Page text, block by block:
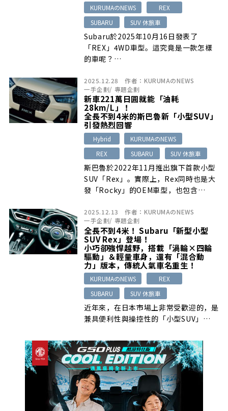
KURUMAのNEWS
REX
SUBARU
SUV 休旅車
Subaru於2025年10月16日發表了
「REX」4WD車型。這究竟是一款怎樣
的車呢？…
2025.12.28 作者： KURUMAのNEWS
一手企劃/ 專題企劃
新車221萬日圓就能「油耗
28km/L」！
全長不到4米的斯巴魯新「小型SUV」
引發熱烈回響
Hybrid
KURUMAのNEWS
REX
SUBARU SUV 休旅車
斯巴魯於2022年11月推出旗下首款小型
SUV「Rex」。實際上，Rex同時也是大
發「Rocky」的OEM車型，也包含…
2025.12.13 作者： KURUMAのNEWS
一手企劃/ 專題企劃
全長不到4米！ Subaru「新型小型
SUV Rex」登場！
小巧卻強悍越野，搭載「渦輪×四輪
驅動」＆輕量車身，還有「混合動
力」版本，傳統人氣車名重生！
KURUMAのNEWS
REX
SUBARU
SUV 休旅車
近年來，在日本市場上非常受歡迎的，是
兼具便利性與操控性的「小型SUV」…